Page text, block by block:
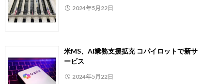
2024年5月22日
米MS、AI業務支援拡充 コパイロットで新サ
ービス
2024年5月22日